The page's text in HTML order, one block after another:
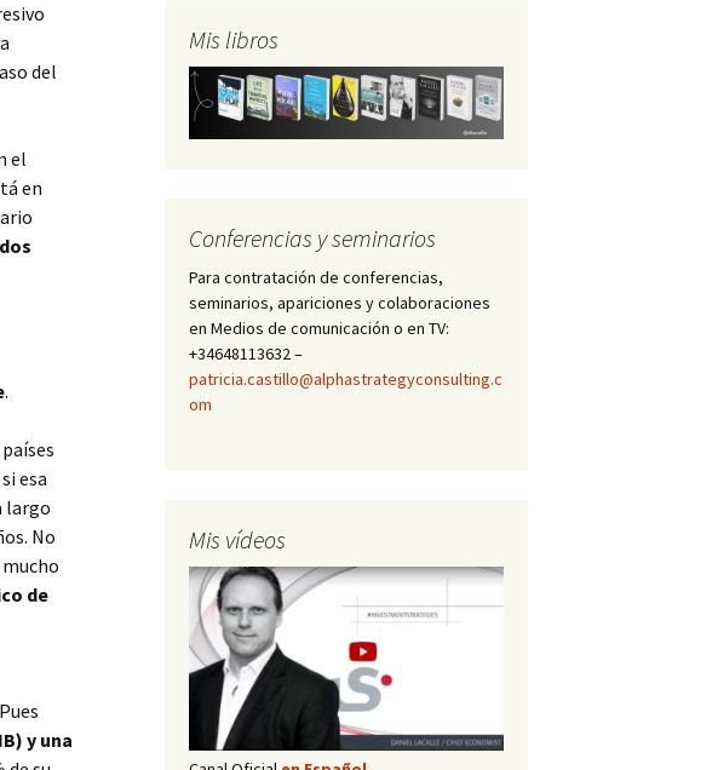
del
el
en
.
esa
largo
No
de
y una
Mis libros
Conferencias y seminarios
Para contratación de conferencias,
seminarios, apariciones y colaboraciones
en Medios de comunicación o en TV:
+34648113632 –
patricia.castillo@alphastrategyconsulting.c
om
Mis vídeos